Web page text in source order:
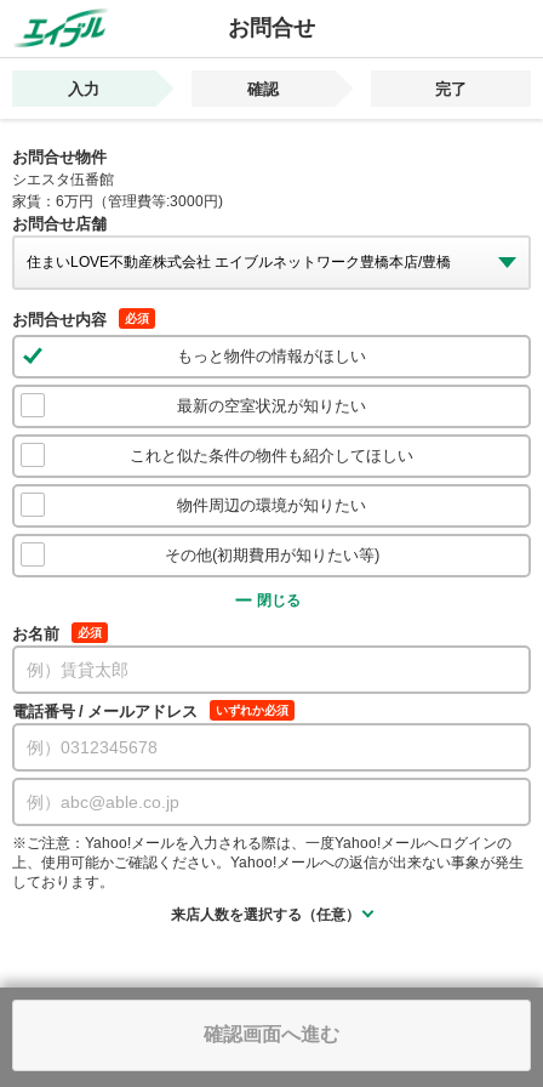
お問合せ
入力 確認 完了
お問合せ物件
シエスタ伍番館
家賃：6万円（管理費等:3000円)
お問合せ店舗
お問合せ内容 必須
もっと物件の情報がほしい
最新の空室状況が知りたい
これと似た条件の物件も紹介してほしい
物件周辺の環境が知りたい
その他(初期費用が知りたい等)
閉じる
お名前 必須
電話番号 / メールアドレス いずれか必須
※ご注意：Yahoo!メールを入力される際は、一度Yahoo!メールへログインの
上、使用可能かご確認ください。Yahoo!メールへの返信が出来ない事象が発生
しております。
来店人数を選択する（任意）
確認画面へ進む